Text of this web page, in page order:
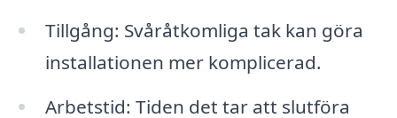
Tillgång: Svåråtkomliga tak kan göra
installationen mer komplicerad.
Arbetstid: Tiden det tar att slutföra